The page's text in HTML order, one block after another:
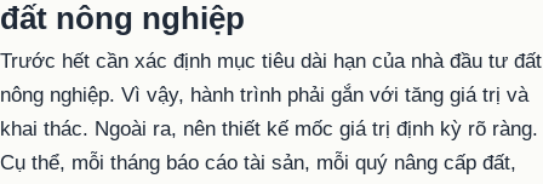
đất nông nghiệp
Trước hết cần xác định mục tiêu dài hạn của nhà đầu tư đất
nông nghiệp. Vì vậy, hành trình phải gắn với tăng giá trị và
khai thác. Ngoài ra, nên thiết kế mốc giá trị định kỳ rõ ràng.
Cụ thể, mỗi tháng báo cáo tài sản, mỗi quý nâng cấp đất,